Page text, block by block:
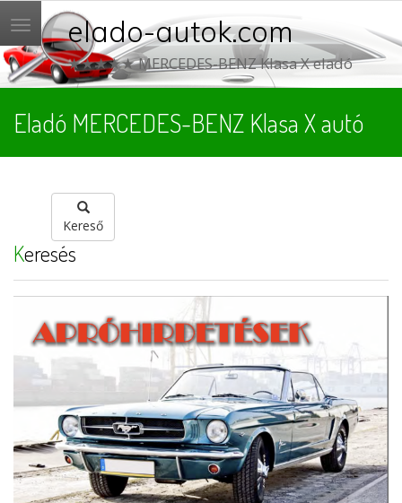
Menü elado-autok.com
★★★★★ MERCEDES-BENZ Klasa X eladó
Eladó MERCEDES-BENZ Klasa X autó
Kereső
Keresés